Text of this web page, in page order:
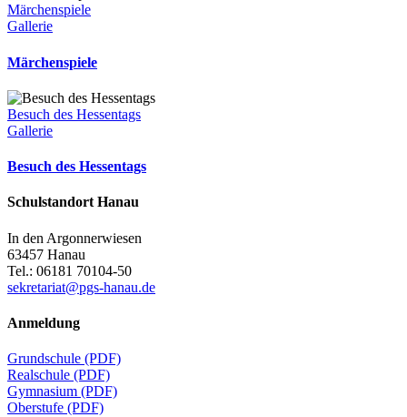
Märchenspiele
Gallerie
Märchenspiele
Besuch des Hessentags
Gallerie
Besuch des Hessentags
Schulstandort Hanau
In den Argonnerwiesen
63457 Hanau
Tel.: 06181 70104-50
sekretariat@pgs-hanau.de
Anmeldung
Grundschule (PDF)
Realschule (PDF)
Gymnasium (PDF)
Oberstufe (PDF)